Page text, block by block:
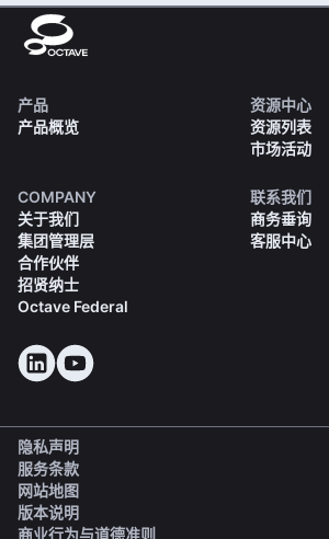
产品
产品概览
资源中心
资源列表
市场活动
COMPANY
关于我们
集团管理层
合作伙伴
招贤纳士
Octave Federal
联系我们
商务垂询
客服中心
隐私声明
服务条款
网站地图
版本说明
商业行为与道德准则(opens in a new tab)